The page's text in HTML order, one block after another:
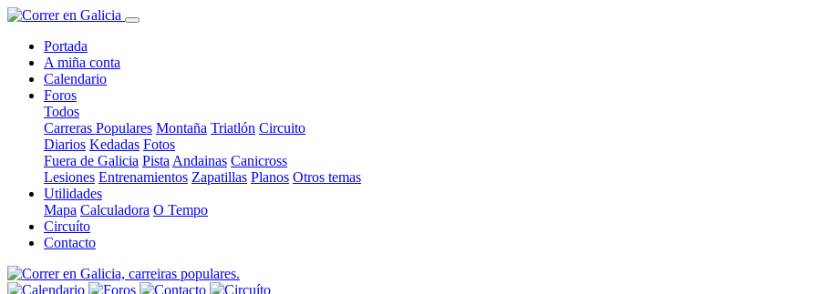
Portada
A miña conta
Calendario
Foros
Todos
Carreras Populares Montaña Triatlón Circuito
Diarios Kedadas Fotos
Fuera de Galicia Pista Andainas Canicross
Lesiones Entrenamientos Zapatillas Planos Otros temas
Utilidades
Mapa Calculadora O Tempo
Circuíto
Contacto